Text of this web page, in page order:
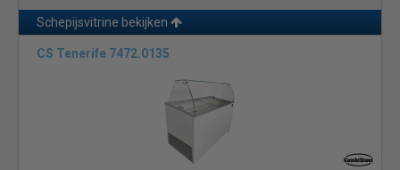
Schepijsvitrine bekijken
CS Tenerife 7472.0135